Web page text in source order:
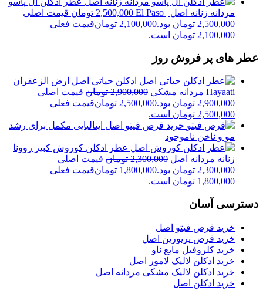
مردانه زنانه اصل | El Paso
2,500,000 تومان قیمت اصلی
2,500,000 تومان بود.
2,100,000 تومانقیمت فعلی
2,100,000 تومان است.
عطر های پر فروش روز
ادکلن حیاتی اصل ارض الزعفران
Hayaati مردانه مشکی
2,900,000 تومان قیمت اصلی
2,900,000 تومان بود.
2,500,000 تومانقیمت فعلی
2,500,000 تومان است.
خرید قرص فیتو اصل ایتالیایی مکمل برای رشد
مو و ناخن ناموجود
عطر ادکلن کوروش کبیر روونا
زنانه مردانه اصل 2,300,000 تومان قیمت اصلی
2,300,000 تومان بود.
1,800,000 تومانقیمت فعلی
1,800,000 تومان است.
دسترسی آسان
خرید قرص فیتو اصل
خرید قرص پریورین اصل
خرید کلروفیل مایع ناو
خرید ادکلن لالیک لامور اصل
خرید ادکلن لالیک مشکی مردانه اصل
خرید ادکلن اصل